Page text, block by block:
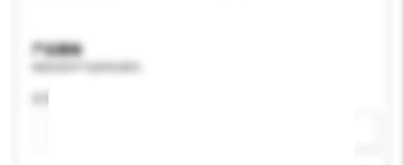
产品规格